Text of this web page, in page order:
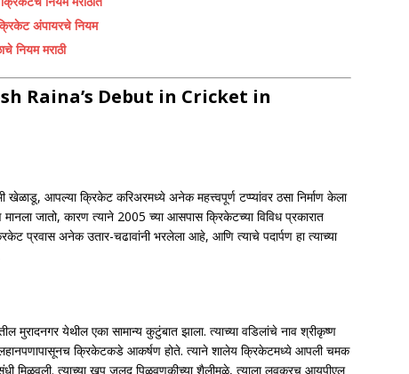
अंपायरचे नियम
मराठी
Raina’s Debut in Cricket in
आपल्या क्रिकेट करिअरमध्ये अनेक महत्त्वपूर्ण टप्प्यांवर ठसा निर्माण केला
जातो, कारण त्याने 2005 च्या आसपास क्रिकेटच्या विविध प्रकारात
प्रवास अनेक उतार-चढावांनी भरलेला आहे, आणि त्याचे पदार्पण हा त्याच्या
मुरादनगर येथील एका सामान्य कुटुंबात झाला. त्याच्या वडिलांचे नाव श्रीकृष्ण
क्रिकेटकडे आकर्षण होते. त्याने शालेय क्रिकेटमध्ये आपली चमक
मिळवली. त्याच्या खूप जलद पिळवणुकीच्या शैलीमुळे, त्याला लवकरच आयपीएल